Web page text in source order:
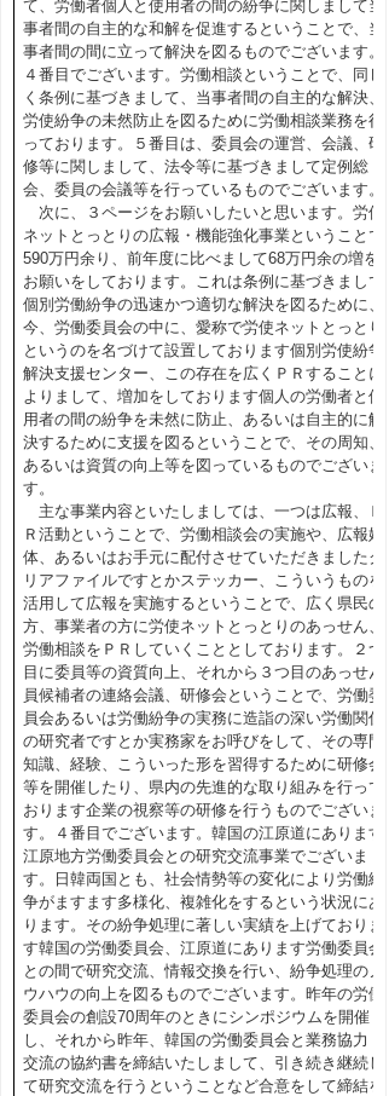
て、労働者個人と使用者の間の紛争に関しまして当
事者間の自主的な和解を促進するということで、当
事者間の間に立って解決を図るものでございます。
４番目でございます。労働相談ということで、同じ
く条例に基づきまして、当事者間の自主的な解決、
労使紛争の未然防止を図るために労働相談業務を行
っております。５番目は、委員会の運営、会議、研
修等に関しまして、法令等に基づきまして定例総
会、委員の会議等を行っているものでございます。
次に、３ページをお願いしたいと思います。労使
ネットとっとりの広報・機能強化事業ということで
590万円余り、前年度に比べまして68万円余の増を
お願いをしております。これは条例に基づきまして
個別労働紛争の迅速かつ適切な解決を図るために、
今、労働委員会の中に、愛称で労使ネットとっとり
というのを名づけて設置しております個別労使紛争
解決支援センター、この存在を広くＰＲすることに
よりまして、増加をしております個人の労働者と使
用者の間の紛争を未然に防止、あるいは自主的に解
決するために支援を図るということで、その周知、
あるいは資質の向上等を図っているものでございま
す。
主な事業内容といたしましては、一つは広報、Ｐ
Ｒ活動ということで、労働相談会の実施や、広報媒
体、あるいはお手元に配付させていただきましたク
リアファイルですとかステッカー、こういうものを
活用して広報を実施するということで、広く県民の
方、事業者の方に労使ネットとっとりのあっせん、
労働相談をＰＲしていくこととしております。２つ
目に委員等の資質向上、それから３つ目のあっせん
員候補者の連絡会議、研修会ということで、労働委
員会あるいは労働紛争の実務に造詣の深い労働関係
の研究者ですとか実務家をお呼びをして、その専門
知識、経験、こういった形を習得するために研修会
等を開催したり、県内の先進的な取り組みを行って
おります企業の視察等の研修を行うものでございま
す。４番目でございます。韓国の江原道にあります
江原地方労働委員会との研究交流事業でございま
す。日韓両国とも、社会情勢等の変化により労働紛
争がますます多様化、複雑化をするという状況にあ
ります。その紛争処理に著しい実績を上げておりま
す韓国の労働委員会、江原道にあります労働委員会
との間で研究交流、情報交換を行い、紛争処理のノ
ウハウの向上を図るものでございます。昨年の労働
委員会の創設70周年のときにシンポジウムを開催
し、それから昨年、韓国の労働委員会と業務協力・
交流の協約書を締結いたしまして、引き続き継続し
て研究交流を行うということなど合意をして締結を